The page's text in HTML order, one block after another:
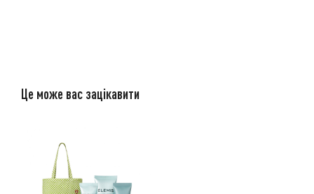
Це може вас зацікавити